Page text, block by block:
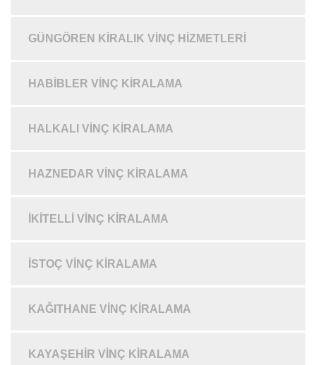
GÜNGÖREN KIRALIK VINÇ HIZMETLERI
HABIBLER VINÇ KIRALAMA
HALKALI VINÇ KIRALAMA
HAZNEDAR VINÇ KIRALAMA
İKITELLI VINÇ KIRALAMA
İSTOÇ VINÇ KIRALAMA
KAĞITHANE VINÇ KIRALAMA
KAYAŞEHIR VINÇ KIRALAMA